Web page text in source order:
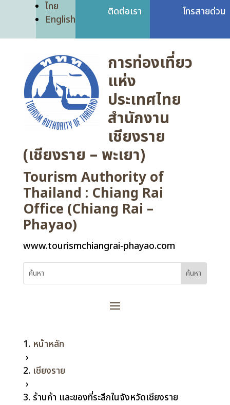
ไทย
English
ติดต่อเรา โทรสายด่วน
การท่องเที่ยว
แห่ง
ประเทศไทย
สำนักงาน
เชียงราย
(เชียงราย – พะเยา)
Tourism Authority of
Thailand : Chiang Rai
Office (Chiang Rai –
Phayao)
www.tourismchiangrai-phayao.com
หน้าหลัก
›
เชียงราย
›
ร้านค้า และของที่ระลึกในจังหวัดเชียงราย